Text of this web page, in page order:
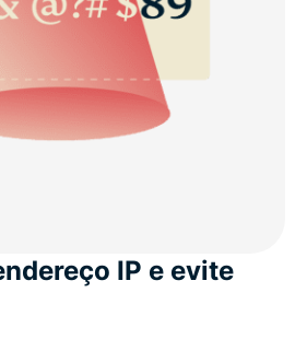
IP e evite